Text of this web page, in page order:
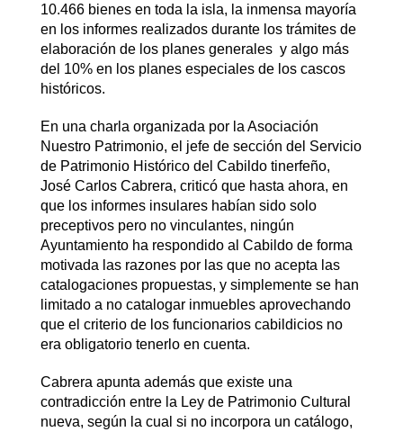
10.466 bienes en toda la isla, la inmensa mayoría
en los informes realizados durante los trámites de
elaboración de los planes generales y algo más
del 10% en los planes especiales de los cascos
históricos.
En una charla organizada por la Asociación
Nuestro Patrimonio, el jefe de sección del Servicio
de Patrimonio Histórico del Cabildo tinerfeño,
José Carlos Cabrera, criticó que hasta ahora, en
que los informes insulares habían sido solo
preceptivos pero no vinculantes, ningún
Ayuntamiento ha respondido al Cabildo de forma
motivada las razones por las que no acepta las
catalogaciones propuestas, y simplemente se han
limitado a no catalogar inmuebles aprovechando
que el criterio de los funcionarios cabildicios no
era obligatorio tenerlo en cuenta.
Cabrera apunta además que existe una
contradicción entre la Ley de Patrimonio Cultural
nueva, según la cual si no incorpora un catálogo,